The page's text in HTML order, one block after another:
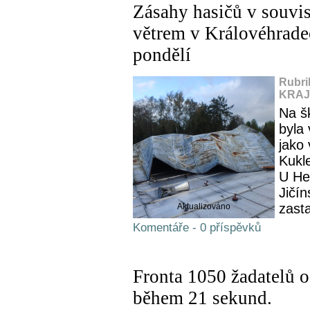
Zásahy hasičů v
větrem v
pondělí
Aktualizováno
Na
byla
jako
U
Komentáře - 0 příspěvků
Fronta 1050 žadatelů
během 21 sekund.